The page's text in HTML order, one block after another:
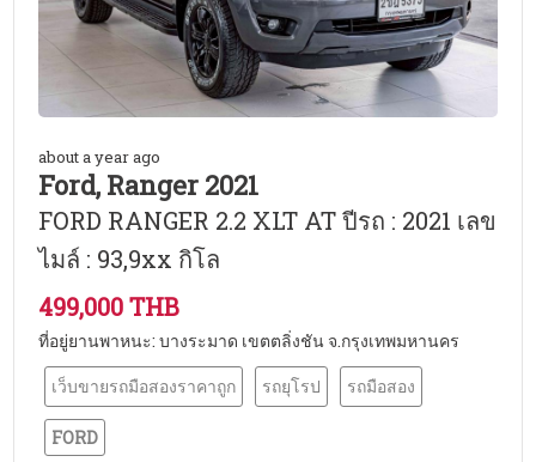
about a year ago
Ford, Ranger 2021
FORD RANGER 2.2 XLT AT ปีรถ : 2021 เลข
ไมล์ : 93,9xx กิโล
499,000 THB
ที่อยู่ยานพาหนะ: บางระมาด เขตตลิ่งชัน จ.กรุงเทพมหานคร
เว็บขายรถมือสองราคาถูก
รถยุโรป รถมือสอง
FORD